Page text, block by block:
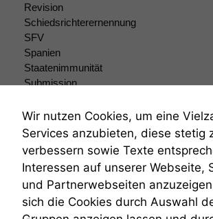
Revision
Schiedsrichterernennung
SFV
Spanien
Staatenimmunität
Submission
Teilungsklage
Venezuela
VRK
Wiederherstellungsanordnung
Zivilprozessordnung
ZPO
Zustellfiktion
Wir nutzen Cookies, um eine
Services anzubieten, diese stetig
verbessern sowie Texte
Interessen auf unserer Webseite,
und Partnerwebseiten
sich die Cookies durch Auswahl